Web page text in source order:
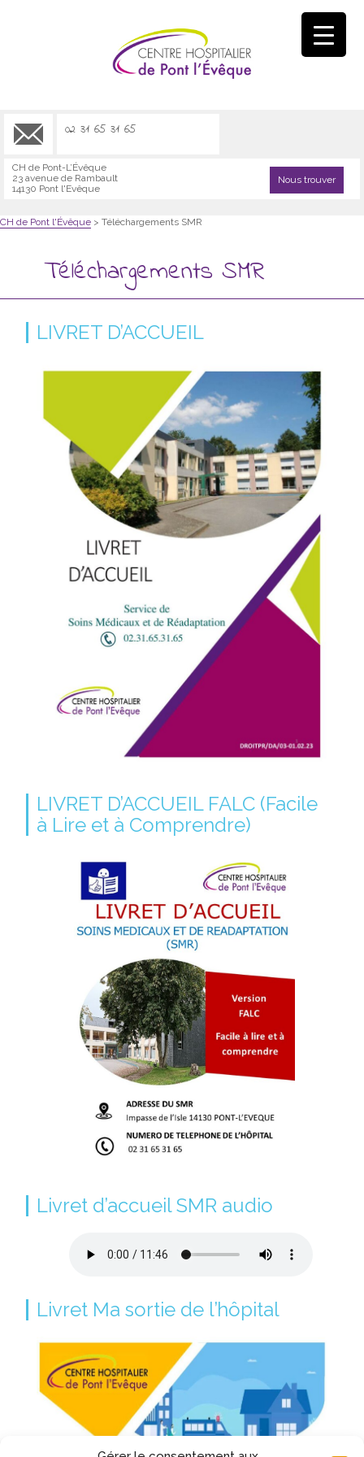
CH de Pont-L’Évêque
23 avenue de Rambault
14130 Pont l'Evêque
Nous trouver
02 31 65 31 65
CH de Pont l'Évêque > Téléchargements SMR
Téléchargements SMR
LIVRET D’ACCUEIL
LIVRET D’ACCUEIL FALC (Facile
à Lire et à Comprendre)
Livret d’accueil SMR audio
Livret Ma sortie de l’hôpital